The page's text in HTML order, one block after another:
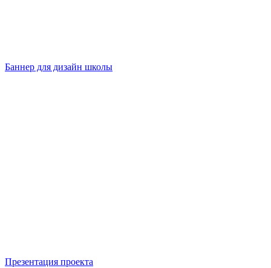
Баннер для дизайн школы
Презентация проекта